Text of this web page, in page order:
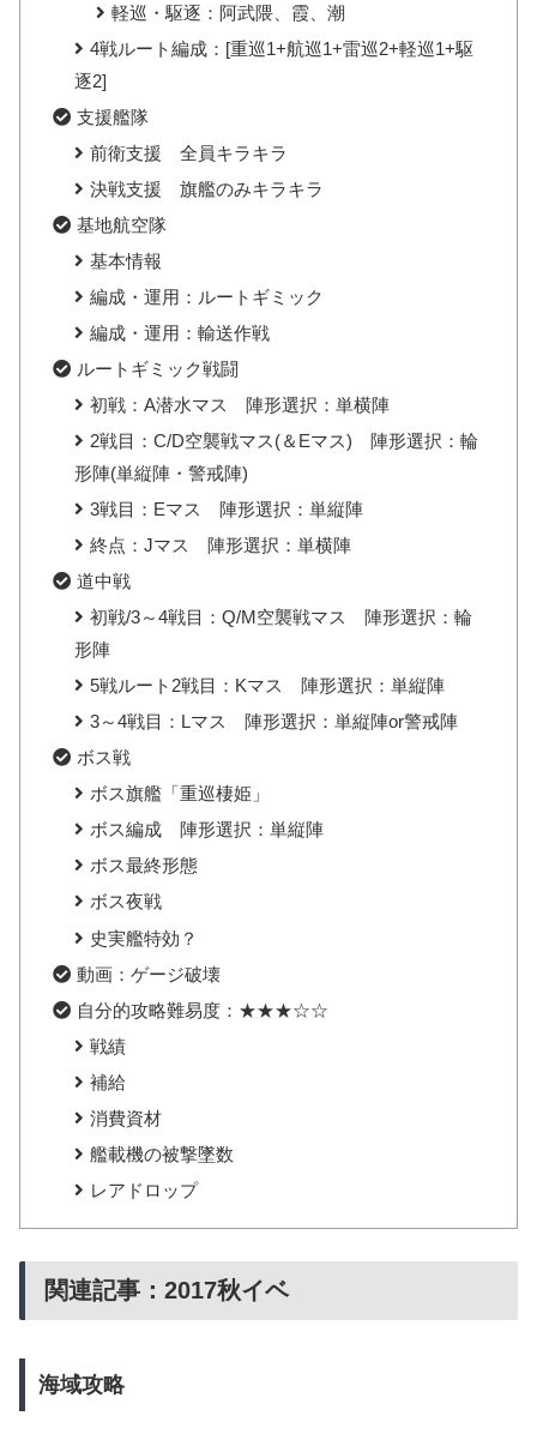
軽巡・駆逐：阿武隈、霞、潮
4戦ルート編成：[重巡1+航巡1+雷巡2+軽巡1+駆
逐2]
支援艦隊
前衛支援 全員キラキラ
決戦支援 旗艦のみキラキラ
基地航空隊
基本情報
編成・運用：ルートギミック
編成・運用：輸送作戦
ルートギミック戦闘
初戦：A潜水マス 陣形選択：単横陣
2戦目：C/D空襲戦マス(＆Eマス) 陣形選択：輪
形陣(単縦陣・警戒陣)
3戦目：Eマス 陣形選択：単縦陣
終点：Jマス 陣形選択：単横陣
道中戦
初戦/3～4戦目：Q/M空襲戦マス 陣形選択：輪
形陣
5戦ルート2戦目：Kマス 陣形選択：単縦陣
3～4戦目：Lマス 陣形選択：単縦陣or警戒陣
ボス戦
ボス旗艦「重巡棲姫」
ボス編成 陣形選択：単縦陣
ボス最終形態
ボス夜戦
史実艦特効？
動画：ゲージ破壊
自分的攻略難易度：★★★☆☆
戦績
補給
消費資材
艦載機の被撃墜数
レアドロップ
関連記事：2017秋イベ
海域攻略